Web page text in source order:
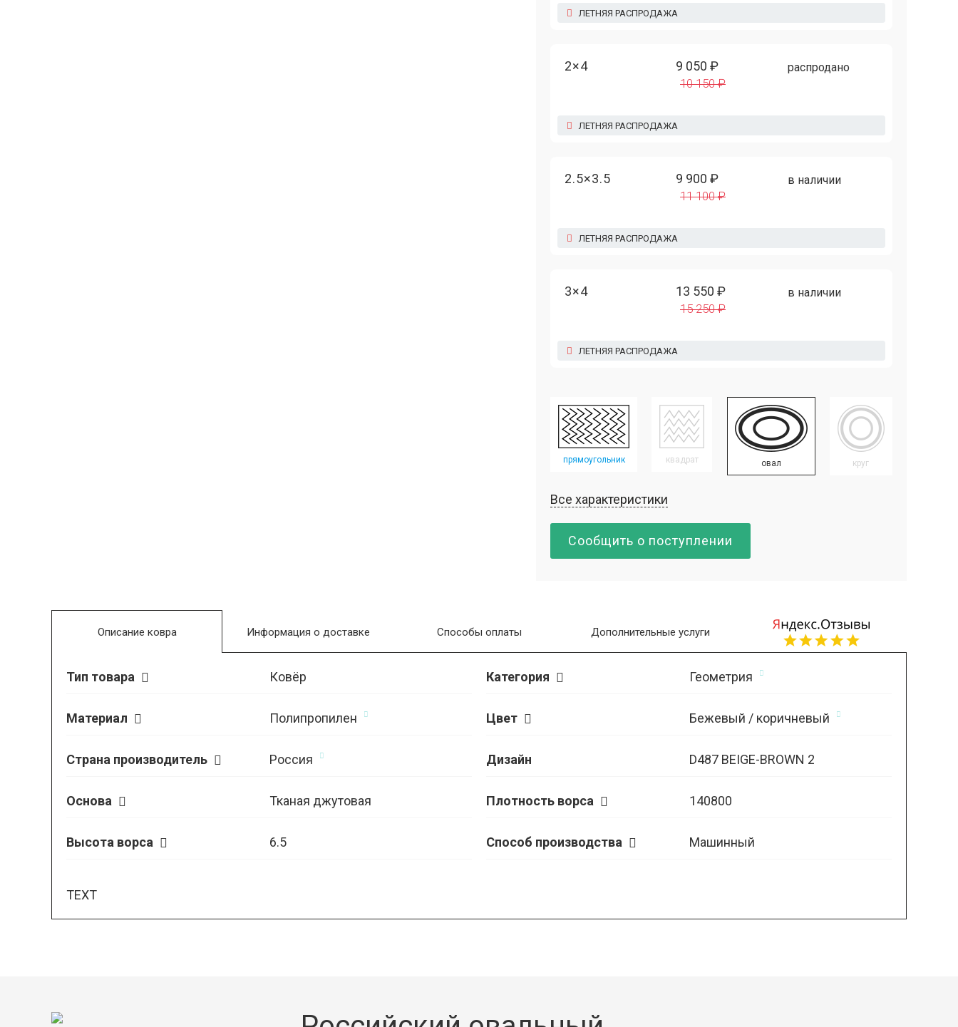
ЛЕТНЯЯ РАСПРОДАЖА
2×4 9 050 ₽
10 150 ₽
распродано
ЛЕТНЯЯ РАСПРОДАЖА
2.5×3.5 9 900 ₽
11 100 ₽
в наличии
ЛЕТНЯЯ РАСПРОДАЖА
3×4 13 550 ₽
15 250 ₽
в наличии
ЛЕТНЯЯ РАСПРОДАЖА
прямоугольник квадрат овал круг
Все характеристики
Сообщить о поступлении
Описание ковра
Тип товара Ковёр Категория Геометрия
Материал Полипропилен Цвет Бежевый / коричневый
Страна производитель Россия Дизайн D487 BEIGE-BROWN 2
Основа Тканая джутовая Плотность ворса 140800
Высота ворса 6.5 Способ производства Машинный
TEXT
Информация о доставке Способы оплаты Дополнительные услуги